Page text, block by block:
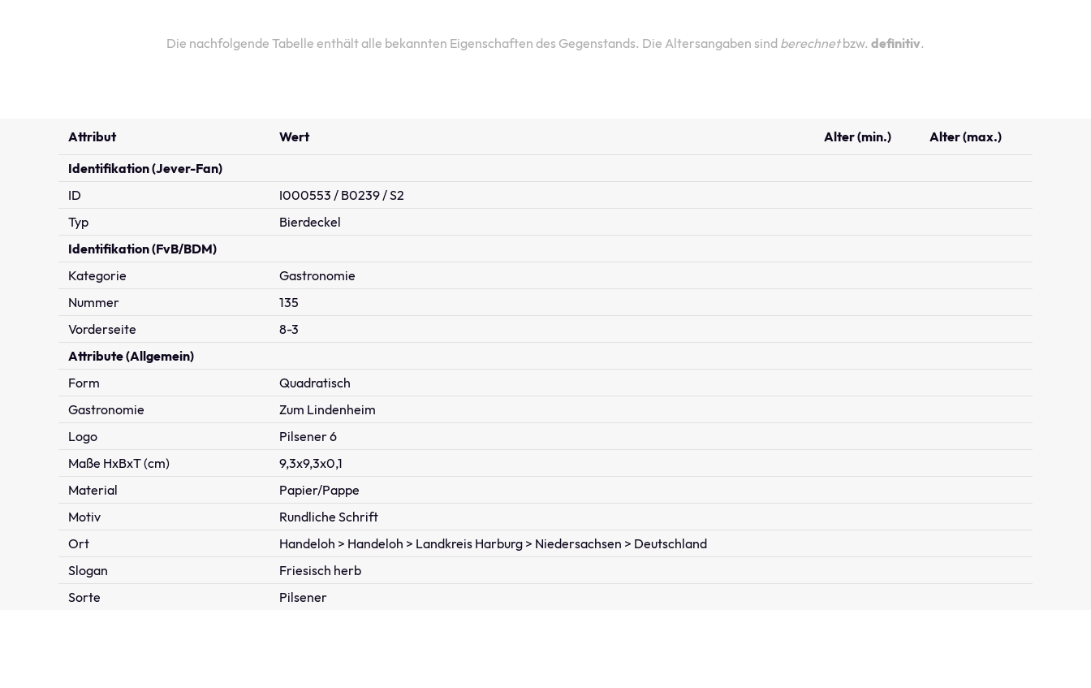
Die nachfolgende Tabelle enthält alle bekannten Eigenschaften des Gegenstands. Die Altersangaben sind berechnetbzw. definitiv.
Attribut Wert Alter (min.)
Alter (max.)
Identifikation (Jever-Fan)
ID
I000553 / B0239 / S2
Typ
Bierdeckel
Identifikation (FvB/BDM)
Kategorie
Gastronomie
Nummer
135
Vorderseite
8-3
Attribute (Allgemein)
Form
Quadratisch
Gastronomie
Zum Lindenheim
Logo
Pilsener 6
Maße HxBxT (cm)
9,3x9,3x0,1
Material
Papier/Pappe
Motiv
Rundliche Schrift
Ort
Handeloh > Handeloh > Landkreis Harburg > Niedersachsen > Deutschland
Slogan
Friesisch herb
Sorte
Pilsener